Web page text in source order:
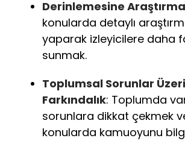
Derinlemesine
konularda detaylı
yaparak izleyicilere daha
sunmak.
Toplumsal Sorunlar
Farkındalık: Toplumda
sorunlara dikkat çekmek
konularda kamuoyunu